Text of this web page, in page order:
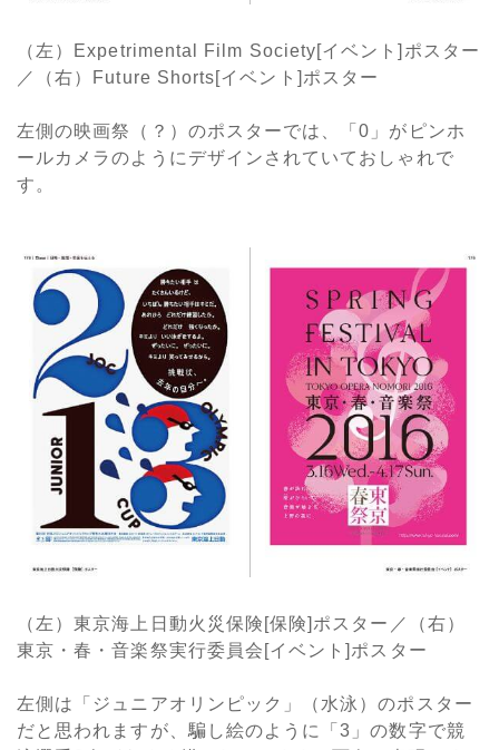
（左）Expetrimental Film Society[イベント]ポスター
／（右）Future Shorts[イベント]ポスター
左側の映画祭（？）のポスターでは、「0」がピンホ
ールカメラのようにデザインされていておしゃれで
す。
（左）東京海上日動火災保険[保険]ポスター／（右）
東京・春・音楽祭実行委員会[イベント]ポスター
左側は「ジュニアオリンピック」（水泳）のポスター
だと思われますが、騙し絵のように「3」の数字で競